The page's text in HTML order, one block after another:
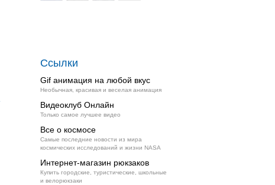
Ссылки
Gif анимация на любой вкус
Необычная, красивая и веселая анимация
Видеоклуб Онлайн
Только самое лучшее видео
Все о космосе
Самые последние новости из мира
космических исследований и жизни NASA
Интернет-магазин рюкзаков
Купить городские, туристические, школьные
и велорюкзаки